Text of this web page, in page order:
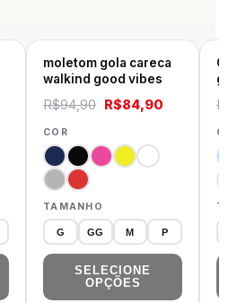
R$69,90.
moletom gola careca
walkind good vibes
R$94,90
O
original
era:
R$84,90
R$84,90.
COR
TAMANHO
G GG M P
SELECIONE
OPÇÕES
R$